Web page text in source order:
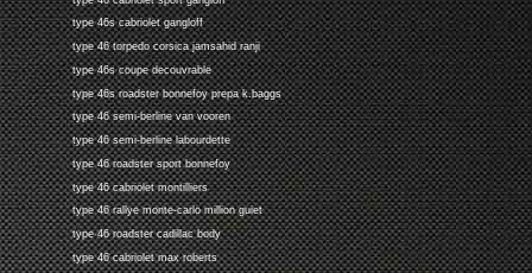
type 46s cabriolet gangloff
type 46 torpedo corsica jamsahid ranji
type 46s coupe decouvrable
type 46s roadster bonnefoy prepa k.baggs
type 46 semi-berline van vooren
type 46 semi-berline labourdette
type 46 roadster sport bonnefoy
type 46 cabriolet montilliers
type 46 rallye monte-carlo million guiet
type 46 roadster cadillac body
type 46 cabriolet max roberts